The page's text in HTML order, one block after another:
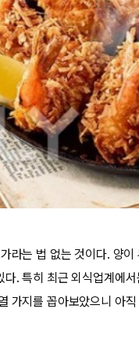
라는 법 없는 것이다. 양
. 특히 최근 외식업계에
가지를 꼽아보았으니 아